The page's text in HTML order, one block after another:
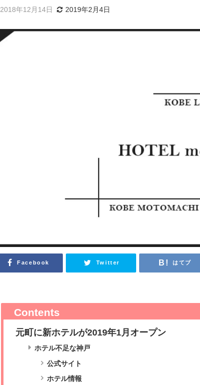
2018年12月14日 2019年2月4日
Facebook Twitter はてブ
Contents
元町に新ホテルが2019年1月オープン
ホテル不足な神戸
公式サイト
ホテル情報